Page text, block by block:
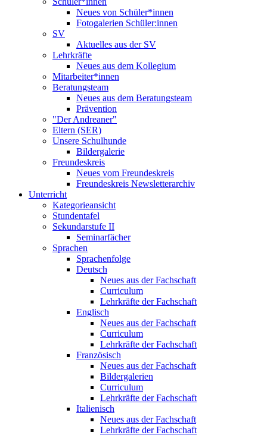
Neues von Schüler*innen
Fotogalerien Schüler:innen
SV
Aktuelles aus der SV
Lehrkräfte
Neues aus dem Kollegium
Mitarbeiter*innen
Beratungsteam
Neues aus dem Beratungsteam
Prävention
"Der Andreaner"
Eltern (SER)
Unsere Schulhunde
Bildergalerie
Freundeskreis
Neues vom Freundeskreis
Freundeskreis Newsletterarchiv
Unterricht
Kategorieansicht
Stundentafel
Sekundarstufe II
Seminarfächer
Sprachen
Sprachenfolge
Deutsch
Neues aus der Fachschaft
Curriculum
Lehrkräfte der Fachschaft
Englisch
Neues aus der Fachschaft
Curriculum
Lehrkräfte der Fachschaft
Französisch
Neues aus der Fachschaft
Bildergalerien
Curriculum
Lehrkräfte der Fachschaft
Italienisch
Neues aus der Fachschaft
Lehrkräfte der Fachschaft